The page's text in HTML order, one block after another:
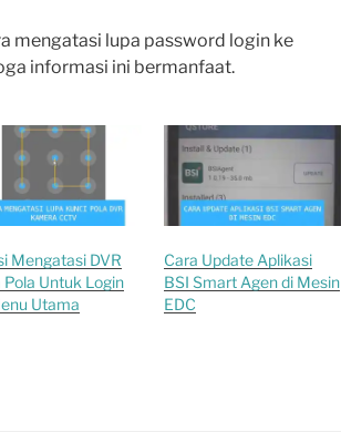
mengatasi lupa password login ke
informasi ini bermanfaat.
Mengatasi DVR
Pola Untuk Login
Utama
Cara Update Aplikasi
BSI Smart Agen di Mesin
EDC